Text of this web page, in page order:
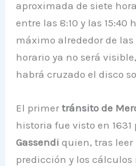
aproximada de siete
entre las 8:10 y las 15:40
máximo alrededor de las
horario ya no será
habrá cruzado el disco
El primertránsito de
historia fue visto en
Gassendi quien, tras
predicción y los